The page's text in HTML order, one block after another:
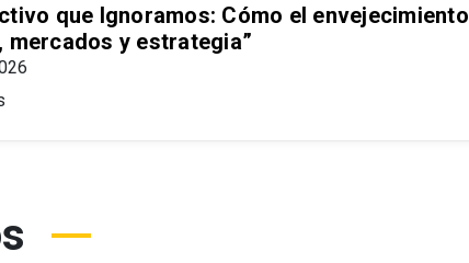
que Ignoramos: Cómo el envejecimiento
y estrategia”